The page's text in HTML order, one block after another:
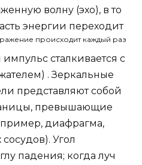
волну (эхо), в то
энергии переходит
происходит каждый раз
импульс сталкивается с
. Зеркальные
представляют собой
превышающие
диафрагма,
Угол
падения; когда луч